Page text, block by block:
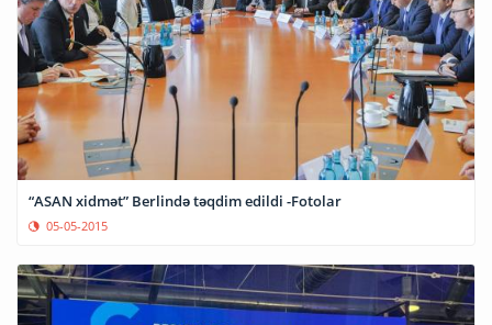
“ASAN xidmət” Berlində təqdim edildi -Fotolar
05-05-2015